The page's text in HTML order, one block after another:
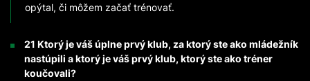
opýtal, či môžem začať trénovať.
21 Ktorý je váš úplne prvý klub, za ktorý ste ako mládežník
nastúpili a ktorý je váš prvý klub, ktorý ste ako tréner
koučovali?